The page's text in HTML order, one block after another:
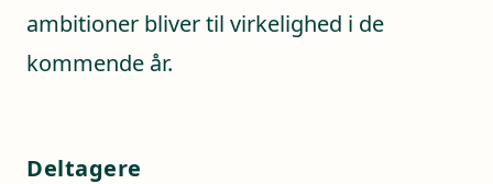
ambitioner bliver til virkelighed i de
kommende år.
Deltagere